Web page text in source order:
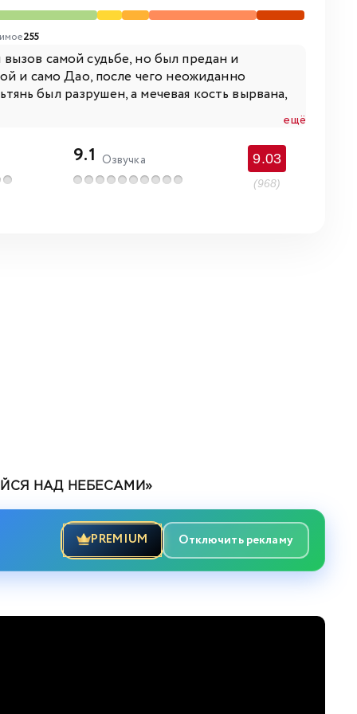
255
самой судьбе, но был предан и
и само Дао, после чего неожиданно
был разрушен, а мечевая кость вырвана,
ещё
9.1 Озвучка 9.03
(968)
НАД НЕБЕСАМИ»
PREMIUM Отключить рекламу
настройками 2